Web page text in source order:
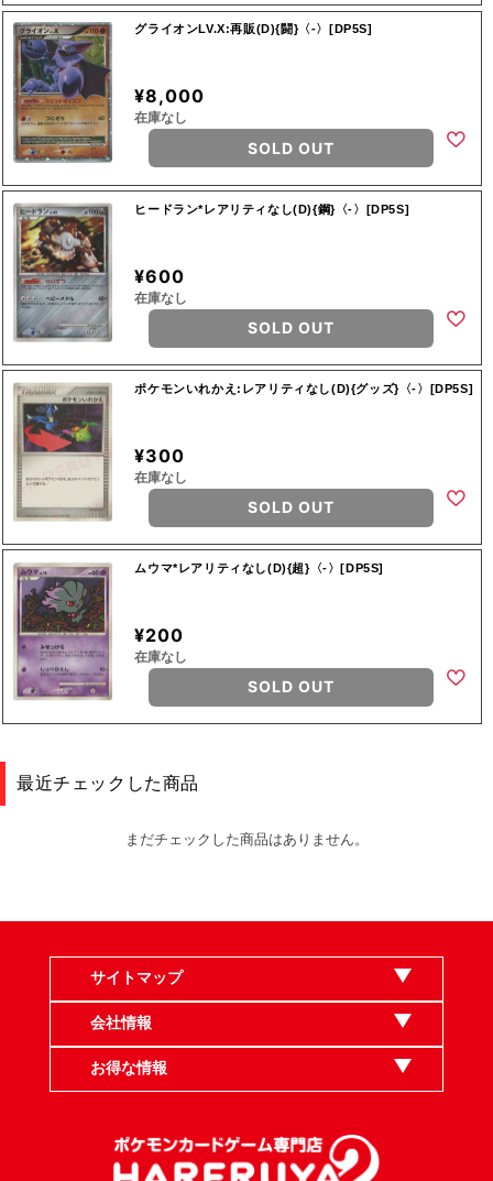
グライオンLV.X:再販(D){闘}〈-〉[DP5S]
¥8,000
在庫なし
SOLD OUT
ヒードラン*レアリティなし(D){鋼}〈-〉[DP5S]
¥600
在庫なし
SOLD OUT
ポケモンいれかえ:レアリティなし(D){グッズ}〈-〉[DP5S]
¥300
在庫なし
SOLD OUT
ムウマ*レアリティなし(D){超}〈-〉[DP5S]
¥200
在庫なし
SOLD OUT
最近チェックした商品
まだチェックした商品はありません。
サイトマップ
会社情報
お得な情報